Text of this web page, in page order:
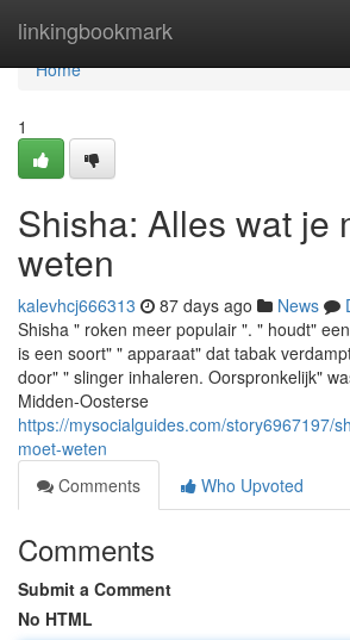
linkingbookmark
Home
Home
1
Shisha: Alles wat je
weten
kalevhcj666313 87 days ago News
Shisha " roken meer populair ". " houdt"
is een soort" " apparaat" dat tabak
door" " slinger inhaleren. Oorspronkelijk"
Midden-Oosterse
https://mysocialguides.com/story6967197/
moet-weten
Comments
Who Upvoted
Comments
Submit a Comment
No HTML